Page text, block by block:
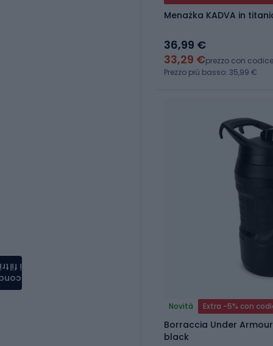
Menażka KADVA in
36,99 €
33,29 €prezzo con codice
Prezzo più basso: 35,99 €
Novità Extra -5% con
Borraccia Under
black
i filtri